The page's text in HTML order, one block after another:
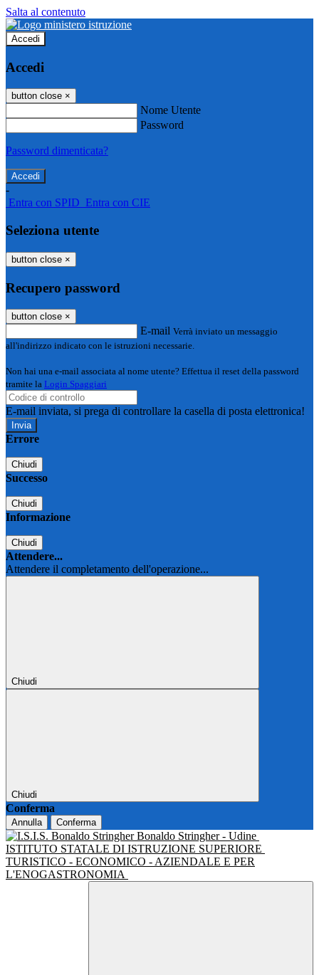
Salta al contenuto
Accedi
Accedi
button close ×
Nome Utente
Password
Password dimenticata?
-
Entra con SPID Entra con CIE
Seleziona utente
button close ×
Recupero password
button close ×
E-mail Verrà inviato un messaggio
all'indirizzo indicato con le istruzioni necessarie.
Non hai una e-mail associata al nome utente? Effettua il reset della password
tramite la Login Spaggiari
E-mail inviata, si prega di controllare la casella di posta elettronica!
Errore
Chiudi
Successo
Chiudi
Informazione
Chiudi
Attendere...
Attendere il completamento dell'operazione...
Chiudi
Chiudi
Conferma
Annulla Conferma
Bonaldo Stringher - Udine
ISTITUTO STATALE DI ISTRUZIONE SUPERIORE
TURISTICO - ECONOMICO - AZIENDALE E PER
L'ENOGASTRONOMIA